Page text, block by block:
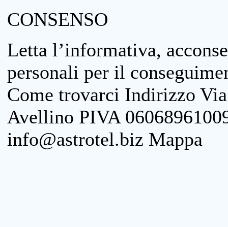
CONSENSO
Letta l’informativa,
personali per il
Come trovarci Indirizzo
Avellino PIVA
info@astrotel.biz Mappa